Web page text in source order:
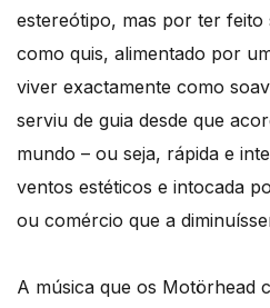
estereótipo, mas por ter feito
como quis, alimentado por
viver exactamente como
serviu de guia desde que
mundo – ou seja, rápida e
ventos estéticos e intocada
ou comércio que a
A música que os Motörhead